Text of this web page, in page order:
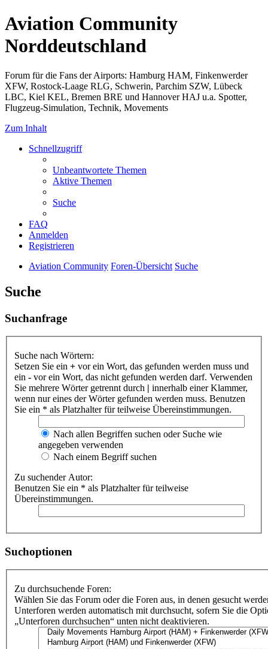
Aviation Community
Norddeutschland
Forum für die Fans der Airports: Hamburg HAM, Finkenwerder
XFW, Rostock-Laage RLG, Schwerin, Parchim SZW, Lübeck
LBC, Kiel KEL, Bremen BRE und Hannover HAJ u.a. Spotter,
Flugzeug-Simulation, Technik, Movements
Zum Inhalt
Schnellzugriff
Unbeantwortete Themen
Aktive Themen
Suche
FAQ
Anmelden
Registrieren
Aviation Community Foren-Übersicht Suche
Suche
Suchanfrage
Suche nach Wörtern:
Setzen Sie ein + vor ein Wort, das gefunden werden muss und
ein - vor ein Wort, das nicht gefunden werden darf. Verwenden
Sie mehrere Wörter getrennt durch | innerhalb einer Klammer,
wenn nur eines der Wörter gefunden werden muss. Benutzen
Sie ein * als Platzhalter für teilweise Übereinstimmungen.
Nach allen Begriffen suchen oder Suche wie
angegeben verwenden
Nach einem Begriff suchen
Zu suchender Autor:
Benutzen Sie ein * als Platzhalter für teilweise
Übereinstimmungen.
Suchoptionen
Zu durchsuchende Foren:
Wählen Sie das Forum oder die Foren aus, in denen gesucht
Unterforen werden automatisch mit durchsucht, sofern Sie die
„Unterforen durchsuchen“ unten nicht deaktivieren.